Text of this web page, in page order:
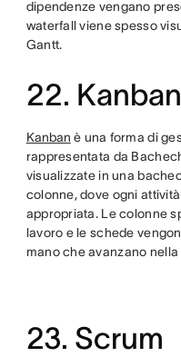
dipendenze vengano
waterfall viene spesso
Gantt.
22. Kanban
Kanban è una forma di
rappresentata da
visualizzate in una
colonne, dove ogni
appropriata. Le colonne
lavoro e le schede
mano che avanzano
23. Scrum